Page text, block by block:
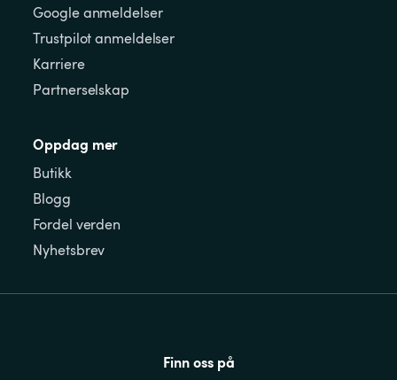
Google anmeldelser
Trustpilot anmeldelser
Karriere
Partnerselskap
Oppdag mer
Butikk
Blogg
Fordel verden
Nyhetsbrev
Finn oss på